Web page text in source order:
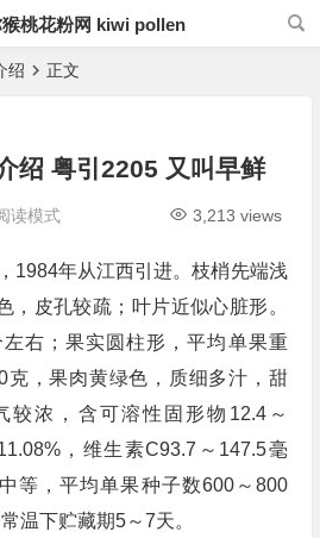
桃花粉网 kiwi pollen
绍 正文
绍 粤引2205 又叫早鲜
3,213 views
读模式
1984年从江西引进。枝梢先端浅
，皮孔较疏；叶片近似心脏形。
右；果实圆柱形，平均单果重
克，果肉黄绿色，质细多汁，甜
较浓，含可溶性固形物12.4～
，维生素C93.7～147.5毫
等，平均单果种子数600～800
温下贮藏期5～7天。